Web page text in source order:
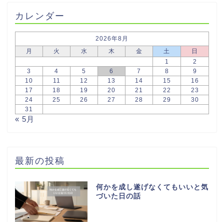
カレンダー
2026年8月
月
火 水 木 金 土
日
1
2
3
4 5 6 7 8
9
10
11 12 13 14 15
16
17
18 19 20 21 22
23
24
25 26 27 28 29
30
31
« 5月
最新の投稿
何かを成し遂げなくてもいいと気
づいた日の話